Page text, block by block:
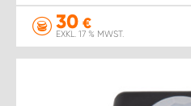
30 €
EXKL. 17 % MWST.